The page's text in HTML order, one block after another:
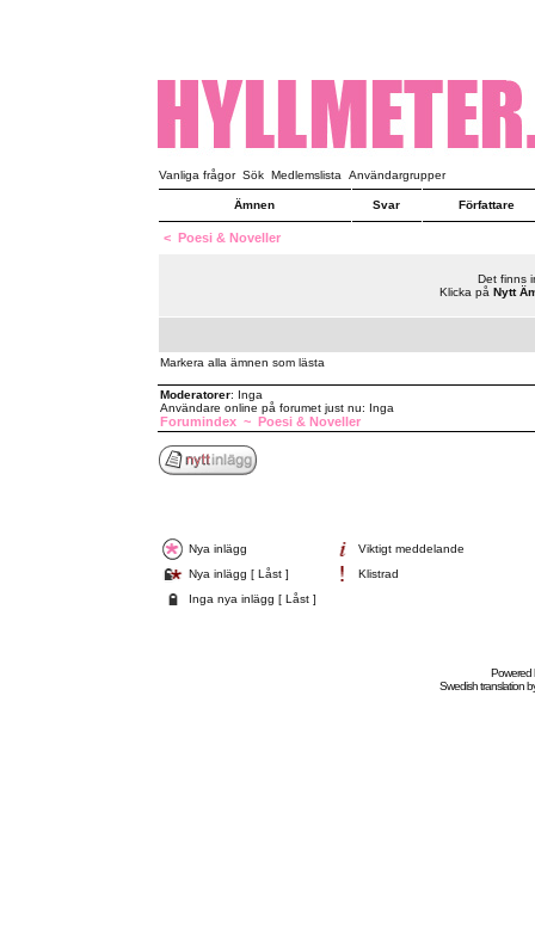
Vanliga frågor Sök Medlemslista Användargrupper
Ämnen Svar Författare
< Poesi & Noveller
Det finns
Klicka på Nytt
Markera alla ämnen som lästa
Moderatorer: Inga
Användare online på forumet just nu: Inga
Forumindex~ Poesi & Noveller
Nya inlägg
Viktigt meddelande
Nya inlägg [ Låst ]
Klistrad
Inga nya inlägg [ Låst ]
Powered
Swedishtranslation